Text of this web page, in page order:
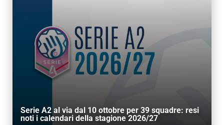
Serie A2 al via dal 10 ottobre per 39 squadre: resi
noti i calendari della stagione 2026/27